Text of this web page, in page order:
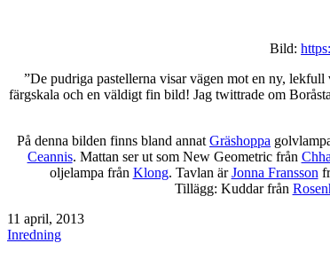
Bild:
”De pudriga pastellerna visar vägen mot en ny,
färgskala och en väldigt fin bild! Jag twittrade om
På denna bilden finns bland annatGräshoppa
Ceannis. Mattan ser ut som New Geometric från
oljelampa från Klong. Tavlan ärJonna Fransson
Tillägg: Kuddar från
Publicerat
den
11 april, 2013
Kategoriserat
Inredning